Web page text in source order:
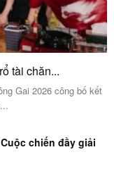
tài chăn...
Gai 2026 công bố kết
chiến đầy giải